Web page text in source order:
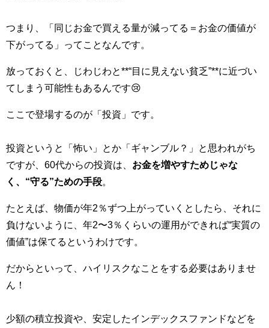
つまり、「同じお金で買える量が減ってる＝お金の価値が
下がってる」ってことなんです。
放っておくと、じわじわと**“目に見えない貧乏”**に近づい
てしまう可能性もあるんです😢
ここで登場するのが「投資」です。
投資というと「怖い」とか「ギャンブル？」と思われがち
ですが、60代からの投資は、 お金を増やすためじゃな
く、“守る”ための手段。
たとえば、物価が年2％ずつ上がっていくとしたら、それに
負けないように、年2〜3％くらいの運用ができれば“実質の
価値”は保てるというわけです。
だからといって、ハイリスクなことをする必要はありませ
ん！
少額の積立投資や、安定したインデックスファンドなどを